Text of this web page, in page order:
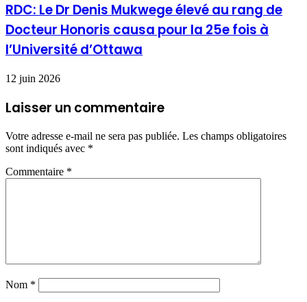
RDC: Le Dr Denis Mukwege élevé au rang de
Docteur Honoris causa pour la 25e fois à
l’Université d’Ottawa
12 juin 2026
Laisser un commentaire
Votre adresse e-mail ne sera pas publiée. Les champs obligatoires
sont indiqués avec *
Commentaire *
Nom *